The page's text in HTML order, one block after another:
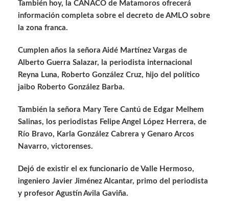
También hoy, la CANACO de Matamoros ofrecerá
información completa sobre el decreto de AMLO sobre
la zona franca.
Cumplen años la señora Aidé Martínez Vargas de
Alberto Guerra Salazar, la periodista internacional
Reyna Luna, Roberto González Cruz, hijo del político
jaibo Roberto González Barba.
También la señora Mary Tere Cantú de Edgar Melhem
Salinas, los periodistas Felipe Angel López Herrera, de
Río Bravo, Karla González Cabrera y Genaro Arcos
Navarro, victorenses.
Dejó de existir el ex funcionario de Valle Hermoso,
ingeniero Javier Jiménez Alcantar, primo del periodista
y profesor Agustín Avila Gaviña.